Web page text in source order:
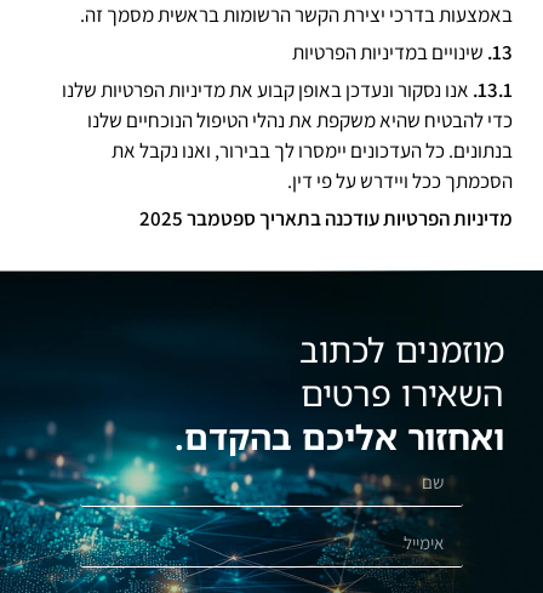
באמצעות בדרכי יצירת הקשר הרשומות בראשית מסמך זה.
שינויים במדיניות הפרטיות
אנו נסקור ונעדכן באופן קבוע את מדיניות הפרטיות שלנו
כדי להבטיח שהיא משקפת את נהלי הטיפול הנוכחיים שלנו
בנתונים. כל העדכונים יימסרו לך בבירור, ואנו נקבל את
הסכמתך ככל ויידרש על פי דין.
מדיניות הפרטיות עודכנה בתאריך ספטמבר 2025
מוזמנים לכתוב
השאירו פרטים
ואחזור אליכם בהקדם.